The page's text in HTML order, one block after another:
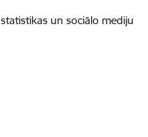
un sociālo mediju